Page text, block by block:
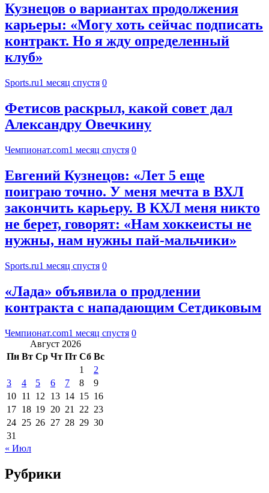
Кузнецов о вариантах продолжения
карьеры: «Могу хоть сейчас подписать
контракт. Но я жду определенный
клуб»
Sports.ru1 месяц спустя 0
Фетисов раскрыл, какой совет дал
Александру Овечкину
Чемпионат.com1 месяц спустя 0
Евгений Кузнецов: «Лет 5 еще
поиграю точно. У меня мечта в ВХЛ
закончить карьеру. В КХЛ меня никто
не берет, говорят: «Нам хоккеисты не
нужны, нам нужны пай-мальчики»
Sports.ru1 месяц спустя 0
«Лада» объявила о продлении
контракта с нападающим Сетдиковым
Чемпионат.com1 месяц спустя 0
Август 2026
Пн Вт Ср Чт Пт Сб Вс
1
2
3
4 5 6 7 8
9
10 11 12 13 14 15 16
17 18 19 20 21 22 23
24 25 26 27 28 29 30
31
« Июл
Рубрики